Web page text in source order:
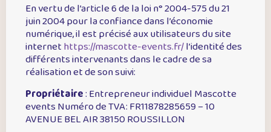
En vertu de l’article 6 de la loi n° 2004-575 du 21
juin 2004 pour la confiance dans l’économie
numérique, il est précisé aux utilisateurs du site
internethttps://mascotte-events.fr/l’identité des
différents intervenants dans le cadre de sa
réalisation et de son suivi:
Propriétaire: Entrepreneur individuel Mascotte
events Numéro de TVA: FR11878285659 – 10
AVENUE BEL AIR 38150 ROUSSILLON